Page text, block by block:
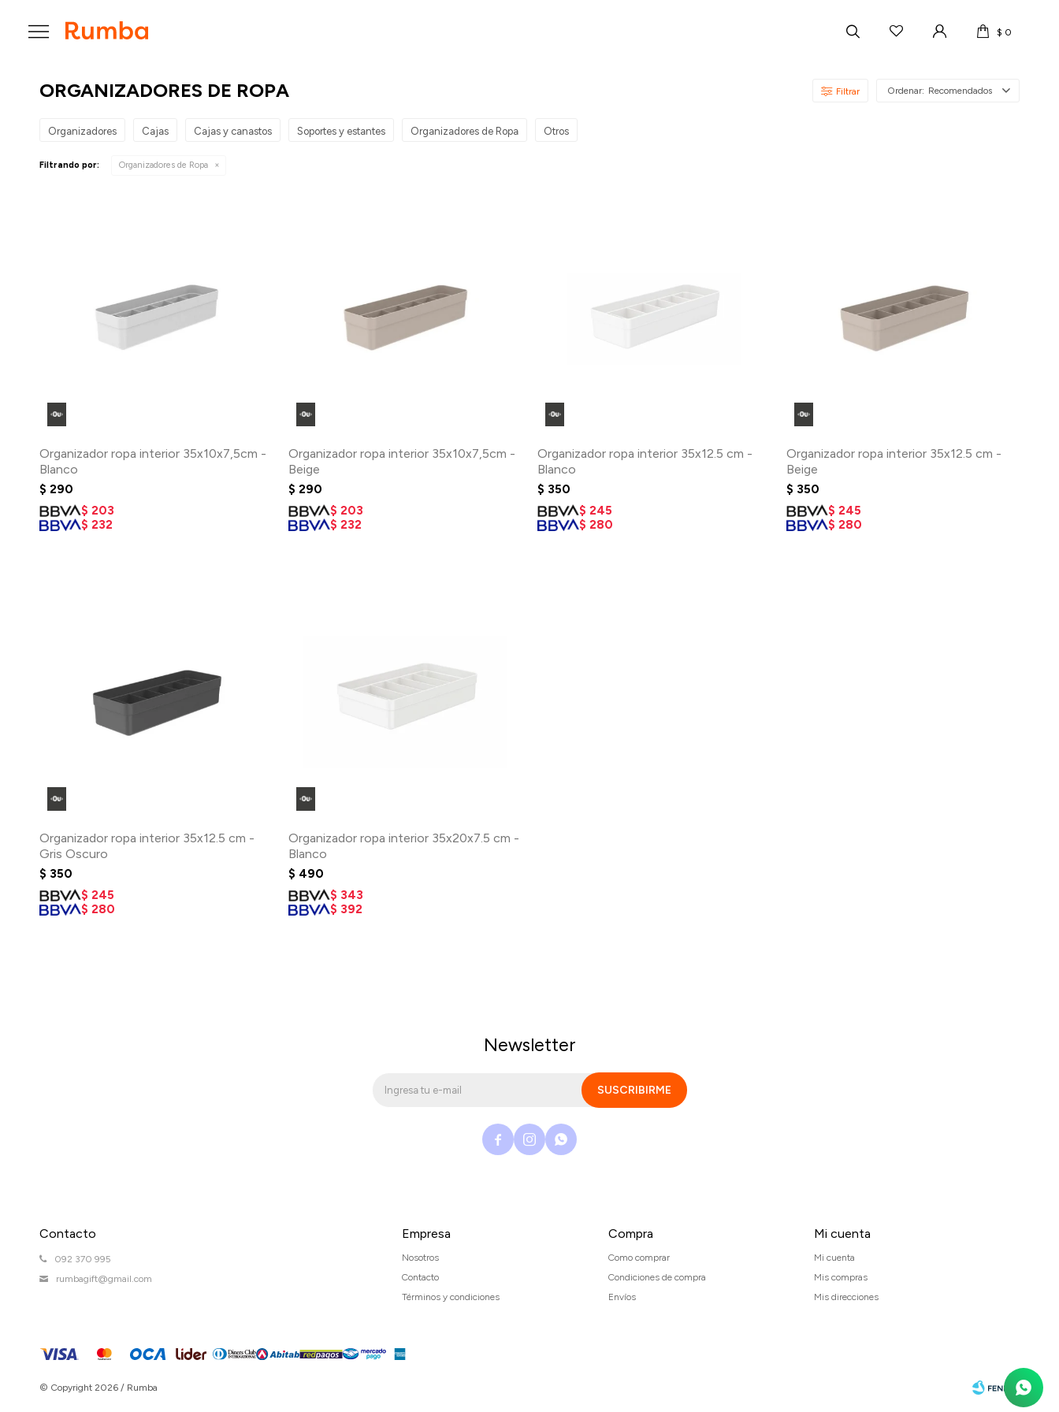
$ 0

ORGANIZADORES DE ROPA Recomendados
Organizadores Cajas Cajas y canastos Soportes y estantes Organizadores de Ropa Otros
Filtrando por: Organizadores de Ropa
Organizador ropa interior 35x10x7,5cm -
Blanco
$ 290
$ 203
$ 232
Organizador ropa interior 35x10x7,5cm -
Beige
$ 290
$ 203
$ 232
Organizador ropa interior 35x12.5 cm -
Blanco
$ 350
$ 245
$ 280
Organizador ropa interior 35x12.5 cm -
Beige
$ 350
$ 245
$ 280
Organizador ropa interior 35x12.5 cm -
Gris Oscuro
$ 350
$ 245
$ 280
Organizador ropa interior 35x20x7.5 cm -
Blanco
$ 490
$ 343
$ 392
Contacto
092 370 995
rumbagift@gmail.com
Empresa
Nosotros
Contacto
Términos y condiciones
Compra
Como comprar
Condiciones de compra
Envíos
Mi cuenta
Mi cuenta
Mis compras
Mis direcciones
Newsletter
SUSCRIBIRME
  
© Copyright 2026 / Rumba